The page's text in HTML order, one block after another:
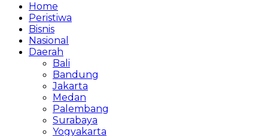
Home
Peristiwa
Bisnis
Nasional
Daerah
Bali
Bandung
Jakarta
Medan
Palembang
Surabaya
Yogyakarta